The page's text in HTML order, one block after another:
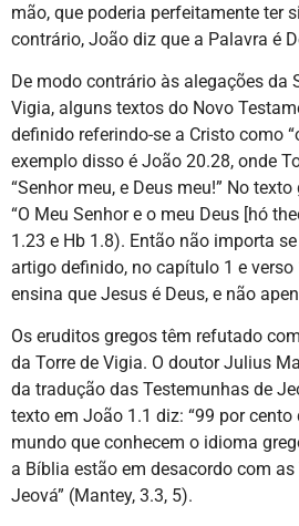
mão, que poderia perfeitamente ter
contrário, João diz que a Palavra é
De modo contrário às alegações da
Vigia, alguns textos do Novo
definido referindo-se a Cristo como
exemplo disso é João 20.28, onde
“Senhor meu, e Deus meu!” No
“O Meu Senhor e o meu Deus [hó
1.23 e Hb 1.8). Então não importa
artigo definido, no capítulo 1 e
ensina que Jesus é Deus, e não
Os eruditos gregos têm refutado
da Torre de Vigia. O doutor Julius
da tradução das Testemunhas de
texto em João 1.1 diz: “99 por
mundo que conhecem o idioma
a Bíblia estão em desacordo com
Jeová” (Mantey, 3.3, 5).